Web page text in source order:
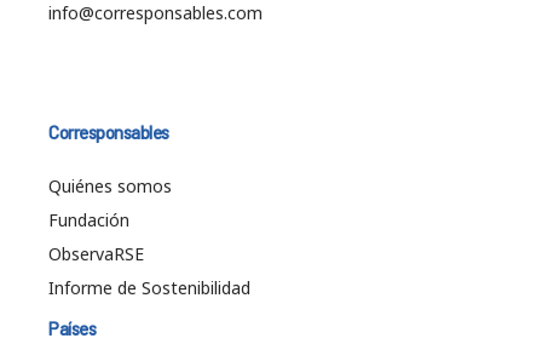
info@corresponsables.com
Corresponsables
Quiénes somos
Fundación
ObservaRSE
Informe de Sostenibilidad
Países